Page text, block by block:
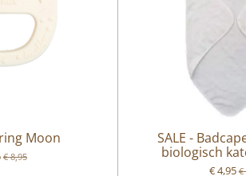
Moon
€ 8,95
SALE -
biologisch
€ 4,95 €